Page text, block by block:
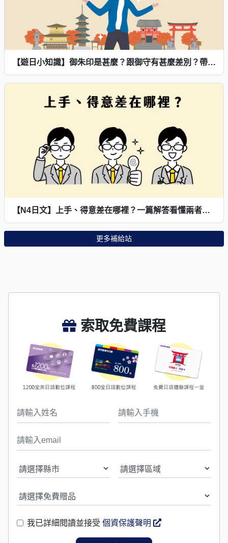
【遊日小知識】御朱印是甚麼？跟御守有甚麼差別？帶你了解御朱印的魅力！
【N4日文】上手、得意差在哪裡？一篇解答看懂兩者區別及用法！
更多補給站
索取免費課程
我已詳細閱讀並接受 個資保護聲明